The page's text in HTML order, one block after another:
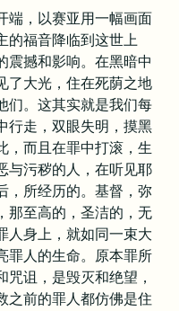
端，以赛亚用一幅画面
的福音降临到这世上
震撼和影响。在黑暗中
了大光，住在死荫之地
们。这其实就是我们每
行走，双眼失明，摸黑
，而且在罪中打滚，生
与污秽的人，在听见耶
，所经历的。基督，弥
那至高的，圣洁的，无
人身上，就如同一束大
罪人的生命。原本罪所
咒诅，是毁灭和绝望，
之前的罪人都仿佛是住